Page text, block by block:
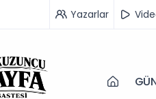
Yazarlar